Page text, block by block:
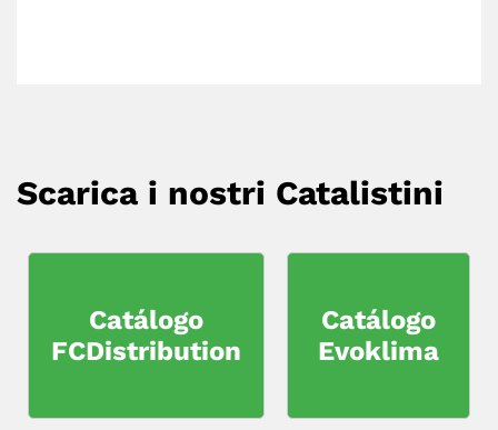
Scarica i nostri Catalistini
Catálogo
FCDistribution
Catálogo
Evoklima